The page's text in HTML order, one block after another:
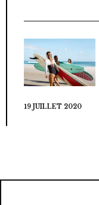
19 JUILLET 2020